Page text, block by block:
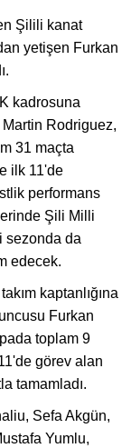
Şilili kanat
yetişen Furkan
kadrosuna
Rodriguez,
31 maçta
ilk 11'de
performans
Şili Milli
sezonda da
edecek.
kaptanlığına
Furkan
toplam 9
görev alan
tamamladı.
Sefa Akgün,
Yumlu,